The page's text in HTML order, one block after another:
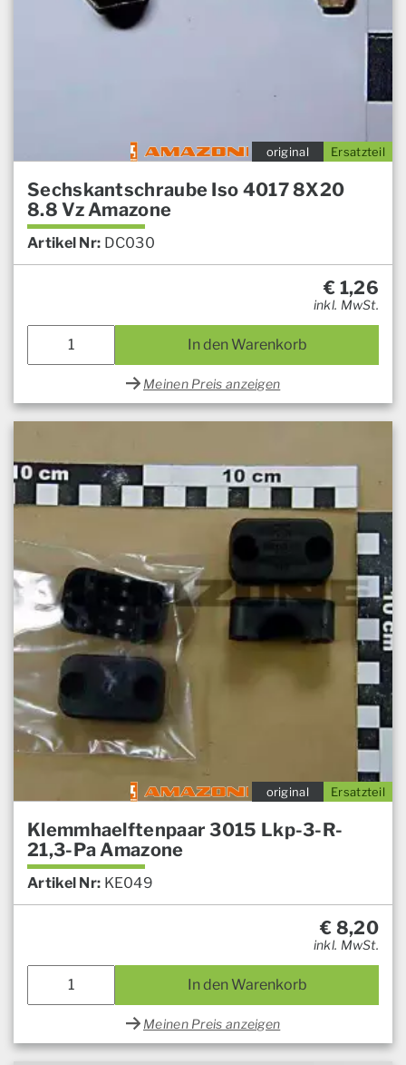
Ersatzteil
original
Sechskantschraube Iso 4017 8X20
8.8 Vz Amazone
Artikel Nr: DC030
€ 1,26
inkl. MwSt.
In den Warenkorb
Meinen Preis anzeigen
Ersatzteil
original
Klemmhaelftenpaar 3015 Lkp-3-R-
21,3-Pa Amazone
Artikel Nr: KE049
€ 8,20
inkl. MwSt.
In den Warenkorb
Meinen Preis anzeigen